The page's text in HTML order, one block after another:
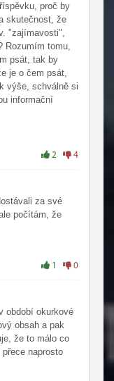
proč by
skutečnost, že
"zajímavosti",
Rozumím tomu,
psát, tak by
je o čem psát,
výše, schválně si
informační
nepletu, tak k
kdykoli odejit
volném čase,
měly
jen proto,
čtenost, tak
zcela určitě
2 4
za své
počítám, že
1 0
období okurkové
obsah a pak
že to málo co
naprosto